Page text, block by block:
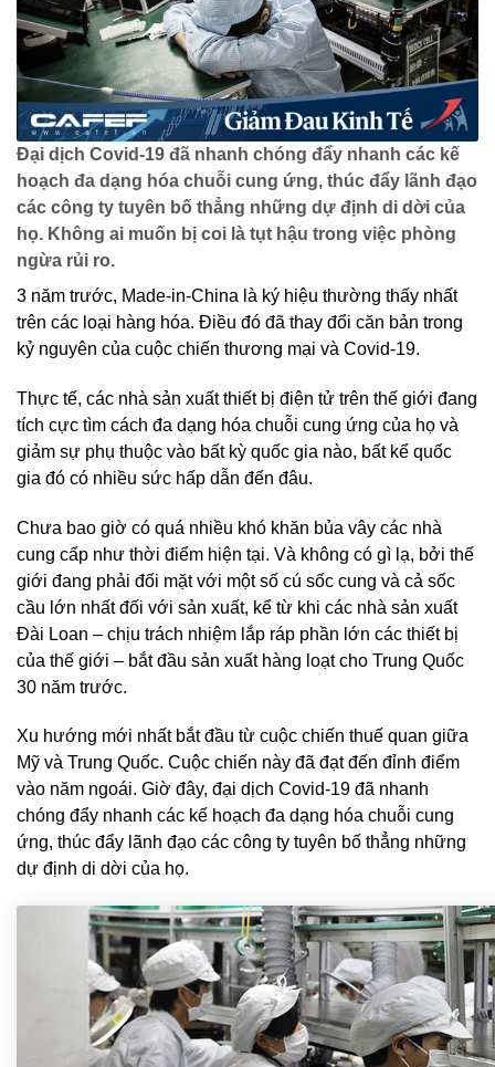
Đại dịch Covid-19 đã nhanh chóng đẩy nhanh các kế
hoạch đa dạng hóa chuỗi cung ứng, thúc đẩy lãnh đạo
các công ty tuyên bố thẳng những dự định di dời của
họ. Không ai muốn bị coi là tụt hậu trong việc phòng
ngừa rủi ro.
3 năm trước, Made-in-China là ký hiệu thường thấy nhất
trên các loại hàng hóa. Điều đó đã thay đổi căn bản trong
kỷ nguyên của cuộc chiến thương mại và Covid-19.
Thực tế, các nhà sản xuất thiết bị điện tử trên thế giới đang
tích cực tìm cách đa dạng hóa chuỗi cung ứng của họ và
giảm sự phụ thuộc vào bất kỳ quốc gia nào, bất kể quốc
gia đó có nhiều sức hấp dẫn đến đâu.
Chưa bao giờ có quá nhiều khó khăn bủa vây các nhà
cung cấp như thời điểm hiện tại. Và không có gì lạ, bởi thế
giới đang phải đối mặt với một số cú sốc cung và cả sốc
cầu lớn nhất đối với sản xuất, kể từ khi các nhà sản xuất
Đài Loan – chịu trách nhiệm lắp ráp phần lớn các thiết bị
của thế giới – bắt đầu sản xuất hàng loạt cho Trung Quốc
30 năm trước.
Xu hướng mới nhất bắt đầu từ cuộc chiến thuế quan giữa
Mỹ và Trung Quốc. Cuộc chiến này đã đạt đến đỉnh điểm
vào năm ngoái. Giờ đây, đại dịch Covid-19 đã nhanh
chóng đẩy nhanh các kế hoạch đa dạng hóa chuỗi cung
ứng, thúc đẩy lãnh đạo các công ty tuyên bố thẳng những
dự định di dời của họ.